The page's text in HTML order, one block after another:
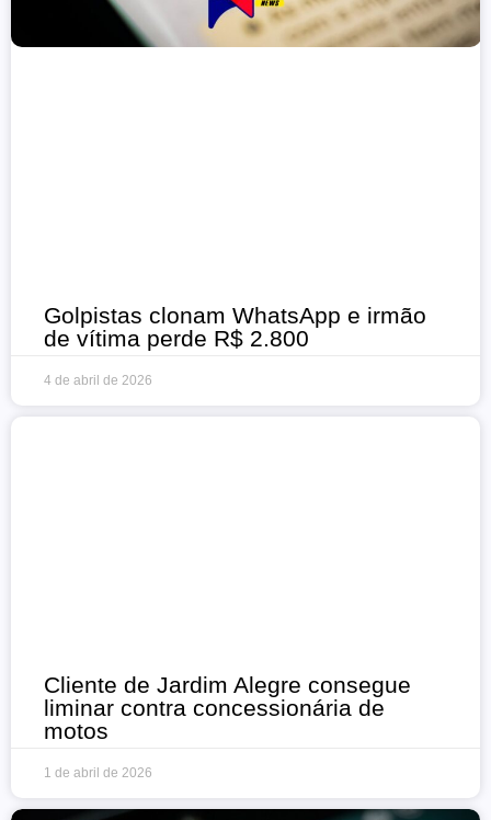
Golpistas clonam WhatsApp e irmão
de vítima perde R$ 2.800
4 de abril de 2026
Cliente de Jardim Alegre consegue
liminar contra concessionária de
motos
1 de abril de 2026